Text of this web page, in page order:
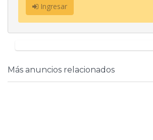
Ingresar
Más anuncios relacionados